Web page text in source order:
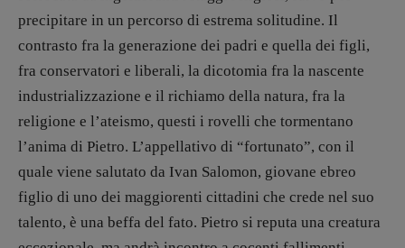
Maestri sommersi
Pasolini 1922-2022
Psichedelia
Scienza
Stranimondi
Tornare a Ballard
Valerio Evangelisti
Vampirismi
Zong!
precipitare in un percorso di estrema solitudine. Il
contrasto fra la generazione dei padri e quella dei figli,
fra conservatori e liberali, la dicotomia fra la nascente
industrializzazione e il richiamo della natura, fra la
religione e l’ateismo, questi i rovelli che tormentano
l’anima di Pietro. L’appellativo di “fortunato”, con il
quale viene salutato da Ivan Salomon, giovane ebreo
figlio di uno dei maggiorenti cittadini che crede nel suo
talento, è una beffa del fato. Pietro si reputa una creatura